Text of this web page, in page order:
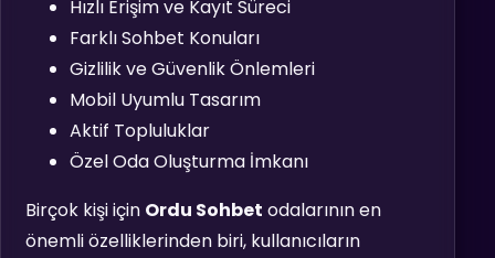
Hızlı Erişim ve Kayıt Süreci
Farklı Sohbet Konuları
Gizlilik ve Güvenlik Önlemleri
Mobil Uyumlu Tasarım
Aktif Topluluklar
Özel Oda Oluşturma İmkanı
Birçok kişi için Ordu Sohbet odalarının en
önemli özelliklerinden biri, kullanıcıların